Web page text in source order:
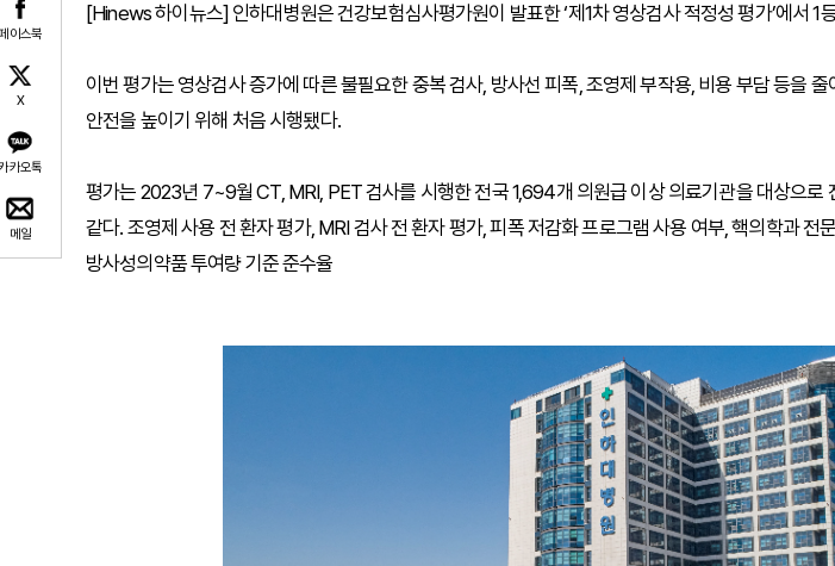
이스북
X
카오톡
메일
[Hinews 하이뉴스] 인하대병원은 건강보험심사평가원이 발표한 ‘제1차 영상검사 적정성 평가’에서 1
이번 평가는 영상검사 증가에 따른 불필요한 중복 검사, 방사선 피폭, 조영제 부작용, 비용 부담 등을
안전을 높이기 위해 처음 시행됐다.
평가는 2023년 7~9월 CT, MRI, PET 검사를 시행한 전국 1,694개 의원급 이상 의료기관을 대상으로
같다. 조영제 사용 전 환자 평가, MRI 검사 전 환자 평가, 피폭 저감화 프로그램 사용 여부, 핵의학과 전
방사성의약품 투여량 기준 준수율